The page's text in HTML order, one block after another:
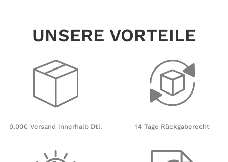
UNSERE VORTEILE
0,00€ Versand innerhalb Dtl. 14 Tage Rückgaberecht